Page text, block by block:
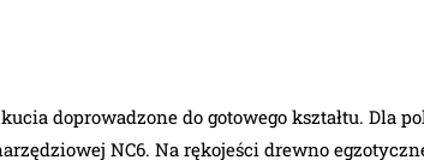
doprowadzone do gotowego kształtu. Dla
NC6. Na rękojeści drewno